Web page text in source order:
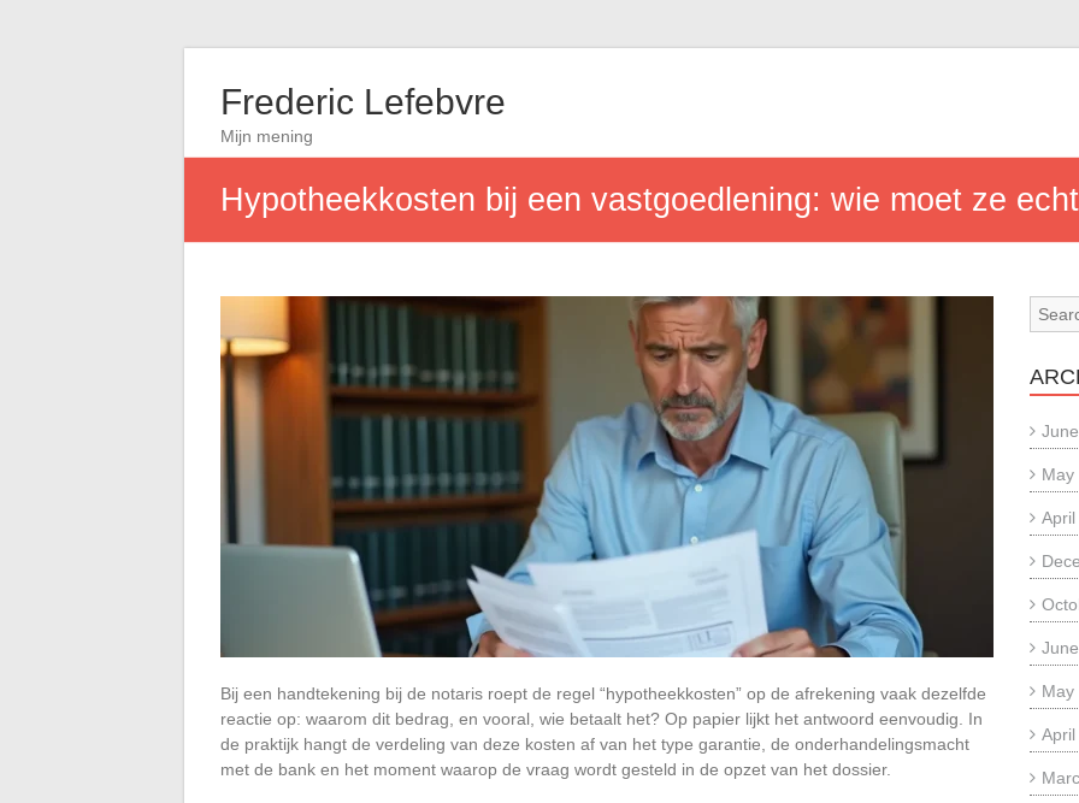
Frederic Lefebvre
Mijn mening
Hypotheekkosten bij een vastgoedlening: wie moet ze
Bij een handtekening bij de notaris roept de regel “hypotheekkosten” op de afrekening vaak dezelfde
reactie op: waarom dit bedrag, en vooral, wie betaalt het? Op papier lijkt het antwoord eenvoudig. In
de praktijk hangt de verdeling van deze kosten af van het type garantie, de onderhandelingsmacht
met de bank en het moment waarop de vraag wordt gesteld in de opzet van het dossier.
May
May